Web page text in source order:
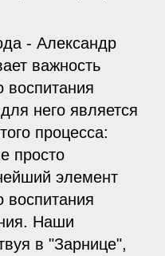
- Александр
важность
воспитания
него является
процесса:
просто
элемент
воспитания
Наши
в "Зарнице",